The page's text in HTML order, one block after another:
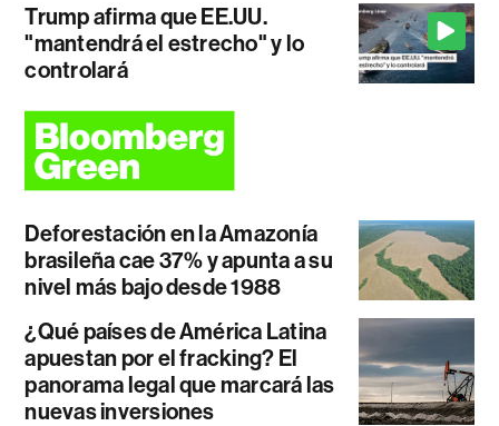
Trump afirma que EE.UU.
"mantendrá el estrecho" y lo
controlará
Deforestación en la Amazonía
brasileña cae 37% y apunta a su
nivel más bajo desde 1988
¿Qué países de América Latina
apuestan por el fracking? El
panorama legal que marcará las
nuevas inversiones